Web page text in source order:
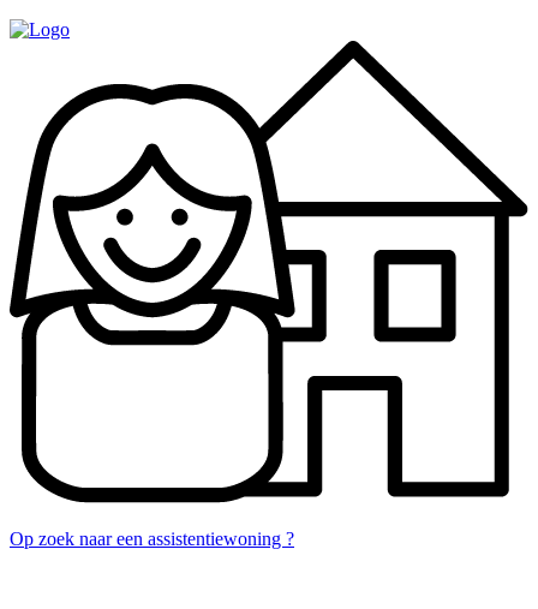
Op zoek naar een assistentie­woning ?